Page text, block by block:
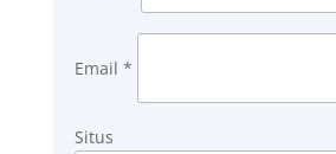
Email *
Situs